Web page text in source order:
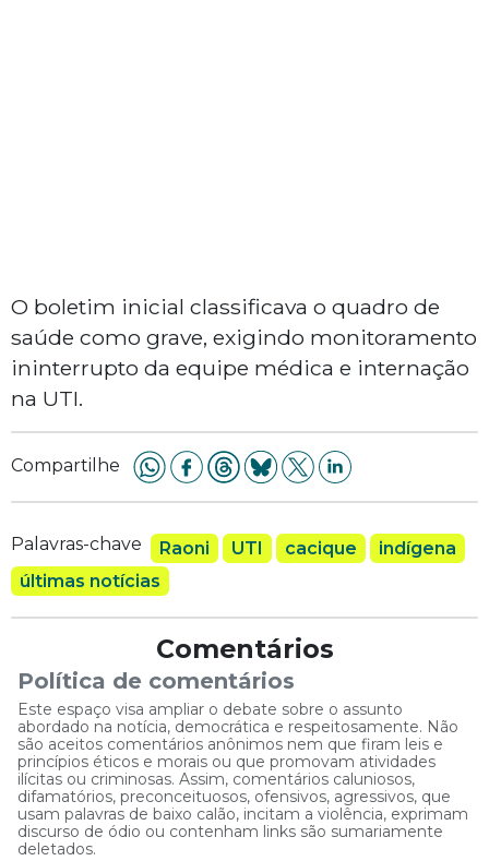
O boletim inicial classificava o quadro de
saúde como grave, exigindo monitoramento
ininterrupto da equipe médica e internação
na UTI.
Compartilhe
Palavras-chave Raoni UTI cacique
indígena
últimas notícias
Comentários
Política de comentários
Este espaço visa ampliar o debate sobre o assunto
abordado na notícia, democrática e respeitosamente. Não
são aceitos comentários anônimos nem que firam leis e
princípios éticos e morais ou que promovam atividades
ilícitas ou criminosas. Assim, comentários caluniosos,
difamatórios, preconceituosos, ofensivos, agressivos, que
usam palavras de baixo calão, incitam a violência, exprimam
discurso de ódio ou contenham links são sumariamente
deletados.